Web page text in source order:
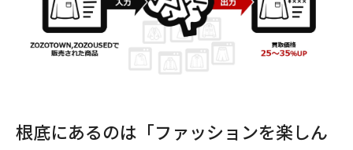
根底にあるのは「ファッションを楽しん